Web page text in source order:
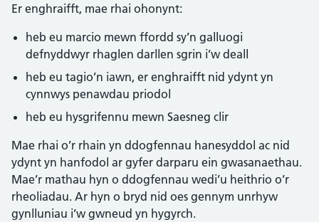
Er enghraifft, mae rhai ohonynt:
heb eu marcio mewn ffordd sy’n galluogi
defnyddwyr rhaglen darllen sgrin i’w deall
heb eu tagio’n iawn, er enghraifft nid ydynt yn
cynnwys penawdau priodol
heb eu hysgrifennu mewn Saesneg clir
Mae rhai o’r rhain yn ddogfennau hanesyddol ac nid
ydynt yn hanfodol ar gyfer darparu ein gwasanaethau.
Mae’r mathau hyn o ddogfennau wedi’u heithrio o’r
rheoliadau. Ar hyn o bryd nid oes gennym unrhyw
gynlluniau i’w gwneud yn hygyrch.